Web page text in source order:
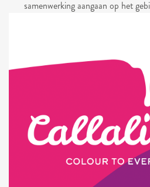
samenwerking aangaan op het